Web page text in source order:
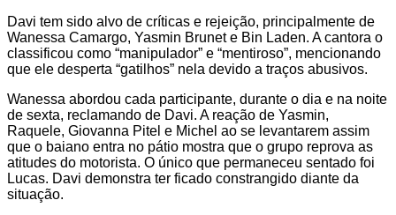
Davi tem sido alvo de críticas e rejeição, principalmente de
Wanessa Camargo, Yasmin Brunet e Bin Laden. A cantora o
classificou como “manipulador” e “mentiroso”, mencionando
que ele desperta “gatilhos” nela devido a traços abusivos.
Wanessa abordou cada participante, durante o dia e na noite
de sexta, reclamando de Davi. A reação de Yasmin,
Raquele, Giovanna Pitel e Michel ao se levantarem assim
que o baiano entra no pátio mostra que o grupo reprova as
atitudes do motorista. O único que permaneceu sentado foi
Lucas. Davi demonstra ter ficado constrangido diante da
situação.